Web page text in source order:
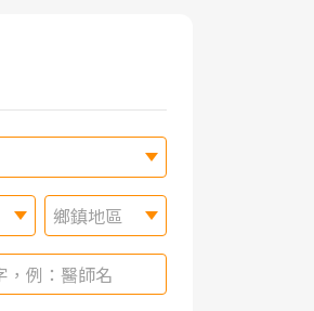
鄉鎮地區